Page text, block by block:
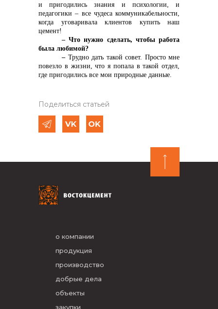
и пригодились знания и психологии, и
педагогики – все чудеса коммуникабельности,
когда уговаривала клиентов купить наш
цемент!
– Что нужно сделать, чтобы работа
была любимой?
– Трудно дать такой совет. Просто мне
повезло в жизни, что я попала в такой отдел,
где пригодились все мои природные данные.
Поделиться статьей
о компании
продукция
производство
добрые дела
объекты
закупки